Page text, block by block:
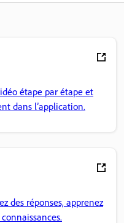
étape par étape et
dans l’application.
des réponses, apprenez